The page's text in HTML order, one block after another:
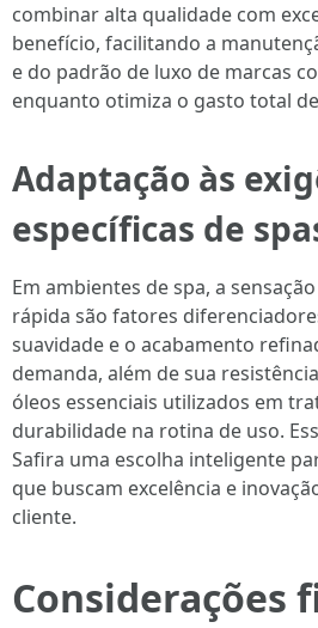
combinar alta qualidade com
benefício, facilitando a
e do padrão de luxo de marcas
enquanto otimiza o gasto total
Adaptação às
específicas de
Em ambientes de spa, a
rápida são fatores
suavidade e o acabamento
demanda, além de sua
óleos essenciais utilizados em
durabilidade na rotina de uso.
Safira uma escolha inteligente
que buscam excelência e
cliente.
Considerações